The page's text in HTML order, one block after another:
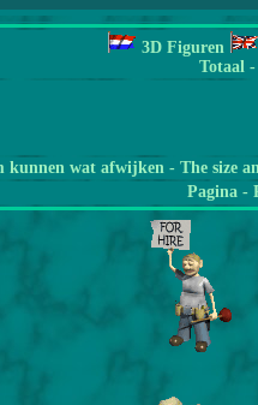
3D Figuren
Totaal -
kunnen wat afwijken - The size
Pagina -